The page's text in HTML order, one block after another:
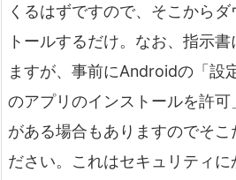
くるはずですので、そこから
トールするだけ。なお、指示
ますが、事前にAndroidの「設
のアプリのインストールを許
がある場合もありますのでそこ
ださい。これはセキュリティ